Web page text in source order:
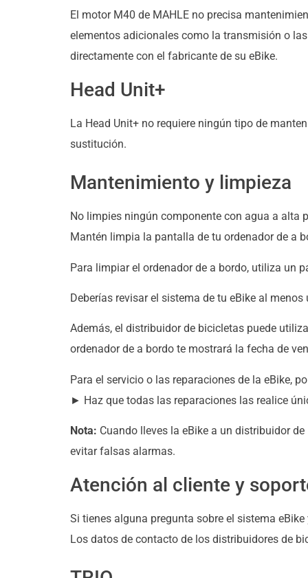
El motor M40 de MAHLE no precisa
elementos adicionales como la transmisión o
directamente con el fabricante de su eBike.
Head Unit+
La Head Unit+ no requiere ningún tipo de
sustitución.
Mantenimiento y limpieza
No limpies ningún componente con agua a alta
Mantén limpia la pantalla de tu ordenador de a
Para limpiar el ordenador de a bordo, utiliza un
Deberías revisar el sistema de tu eBike al
Además, el distribuidor de bicicletas puede
ordenador de a bordo te mostrará la fecha de
Para el servicio o las reparaciones de la eBike,
► Haz que todas las reparaciones las realice
Nota: Cuando lleves la eBike a un distribuidor
evitar falsas alarmas.
Atención al cliente y
Si tienes alguna pregunta sobre el sistema
Los datos de contacto de los distribuidores de